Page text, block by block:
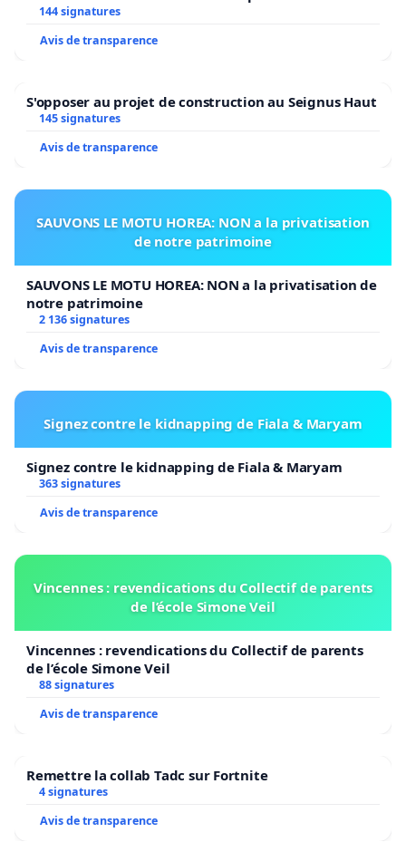
2026/2027
144 signatures
Avis de transparence
S'opposer au projet de construction au Seignus Haut
145 signatures
Avis de transparence
SAUVONS LE MOTU HOREA: NON a la privatisation
de notre patrimoine
SAUVONS LE MOTU HOREA: NON a la privatisation de
notre patrimoine
2 136 signatures
Avis de transparence
Signez contre le kidnapping de Fiala & Maryam
Signez contre le kidnapping de Fiala & Maryam
363 signatures
Avis de transparence
Vincennes : revendications du Collectif de parents
de l’école Simone Veil
Vincennes : revendications du Collectif de parents
de l’école Simone Veil
88 signatures
Avis de transparence
Remettre la collab Tadc sur Fortnite
4 signatures
Avis de transparence